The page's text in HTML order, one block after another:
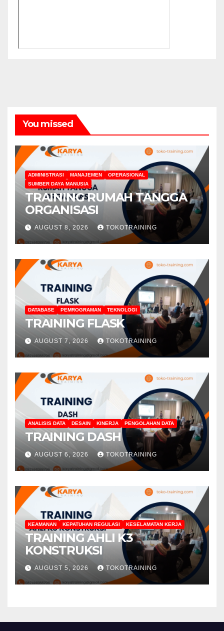
You missed
ADMINISTRASI MANAJEMEN
OPERASIONAL
SUMBER DAYA MANUSIA
TRAINING RUMAH TANGGA
ORGANISASI
AUGUST 8, 2026 TOKOTRAINING
DATABASE PEMROGRAMAN TEKNOLOGI
TRAINING FLASK
AUGUST 7, 2026 TOKOTRAINING
ANALISIS DATA DESAIN KINERJA PENGOLAHAN DATA
TRAINING DASH
AUGUST 6, 2026 TOKOTRAINING
KEAMANAN KEPATUHAN REGULASI KESELAMATAN KERJA
TRAINING AHLI K3
KONSTRUKSI
AUGUST 5, 2026 TOKOTRAINING